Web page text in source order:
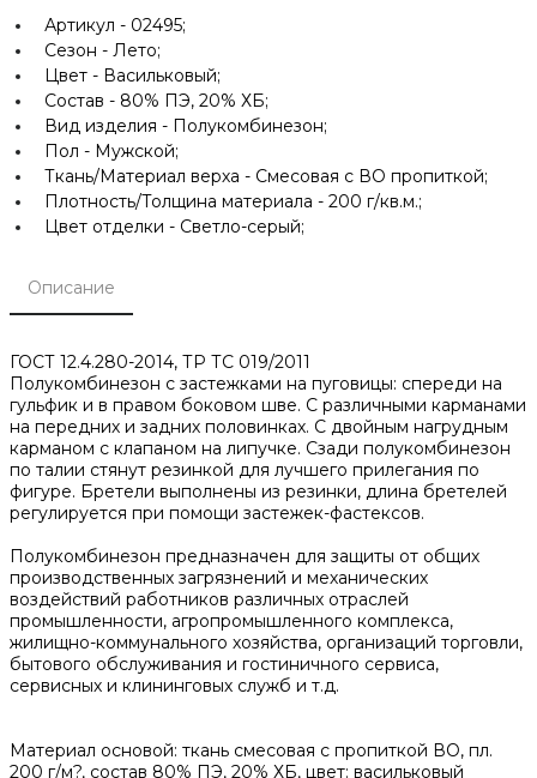
Артикул - 02495;
Сезон - Лето;
Цвет - Васильковый;
Состав - 80% ПЭ, 20% ХБ;
Вид изделия - Полукомбинезон;
Пол - Мужской;
Ткань/Материал верха - Смесовая с ВО пропиткой;
Плотность/Толщина материала - 200 г/кв.м.;
Цвет отделки - Светло-серый;
Описание
ГОСТ 12.4.280-2014, ТР ТС 019/2011
Полукомбинезон с застежками на пуговицы: спереди на
гульфик и в правом боковом шве. С различными карманами
на передних и задних половинках. С двойным нагрудным
карманом с клапаном на липучке. Сзади полукомбинезон
по талии стянут резинкой для лучшего прилегания по
фигуре. Бретели выполнены из резинки, длина бретелей
регулируется при помощи застежек-фастексов.
Полукомбинезон предназначен для защиты от общих
производственных загрязнений и механических
воздействий работников различных отраслей
промышленности, агропромышленного комплекса,
жилищно-коммунального хозяйства, организаций торговли,
бытового обслуживания и гостиничного сервиса,
сервисных и клининговых служб и т.д.
Материал основой: ткань смесовая с пропиткой ВО, пл.
200 г/м?, состав 80% ПЭ, 20% ХБ, цвет: васильковый